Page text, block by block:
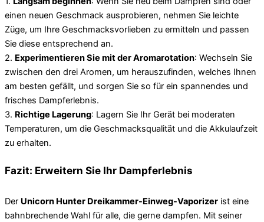
einen neuen Geschmack ausprobieren, nehmen Sie leichte
Züge, um Ihre Geschmacksvorlieben zu ermitteln und passen
Sie diese entsprechend an.
2. Experimentieren Sie mit der Aromarotation: Wechseln Sie
zwischen den drei Aromen, um herauszufinden, welches Ihnen
am besten gefällt, und sorgen Sie so für ein spannendes und
frisches Dampferlebnis.
3. Richtige Lagerung: Lagern Sie Ihr Gerät bei moderaten
Temperaturen, um die Geschmacksqualität und die Akkulaufzeit
zu erhalten.
Fazit: Erweitern Sie Ihr Dampferlebnis
Der Unicorn Hunter Dreikammer-Einweg-Vaporizer ist eine
bahnbrechende Wahl für alle, die gerne dampfen. Mit seiner